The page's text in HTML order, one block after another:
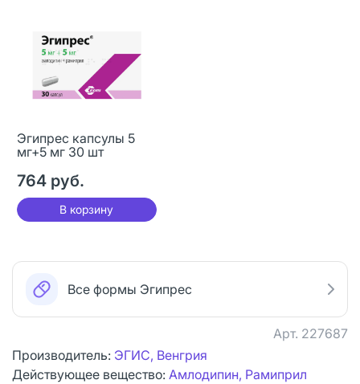
Эгипрес капсулы 5
мг+5 мг 30 шт
764 руб.
В корзину
Все формы Эгипрес
Арт. 227687
Производитель: ЭГИС, Венгрия
Действующее вещество: Амлодипин, Рамиприл